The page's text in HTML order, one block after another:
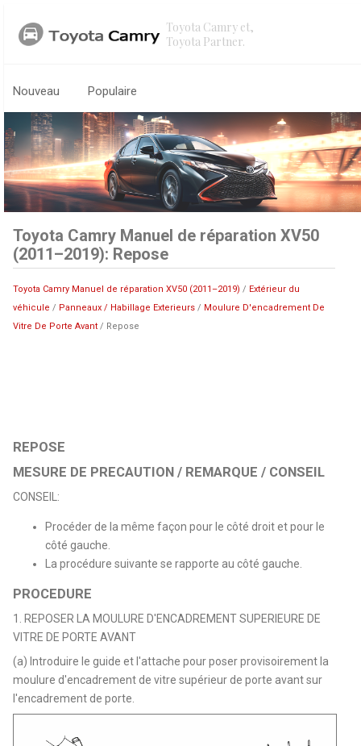
Toyota Camry et,
Toyota Partner.
Nouveau Populaire
Toyota Camry Manuel de réparation XV50
(2011–2019): Repose
Toyota Camry Manuel de réparation XV50 (2011–2019) / Extérieur du
véhicule / Panneaux / Habillage Exterieurs / Moulure D'encadrement De
Vitre De Porte Avant / Repose
REPOSE
MESURE DE PRECAUTION / REMARQUE / CONSEIL
CONSEIL:
Procéder de la même façon pour le côté droit et pour le
côté gauche.
La procédure suivante se rapporte au côté gauche.
PROCEDURE
1. REPOSER LA MOULURE D'ENCADREMENT SUPERIEURE DE
VITRE DE PORTE AVANT
(a) Introduire le guide et l'attache pour poser provisoirement la
moulure d'encadrement de vitre supérieur de porte avant sur
l'encadrement de porte.